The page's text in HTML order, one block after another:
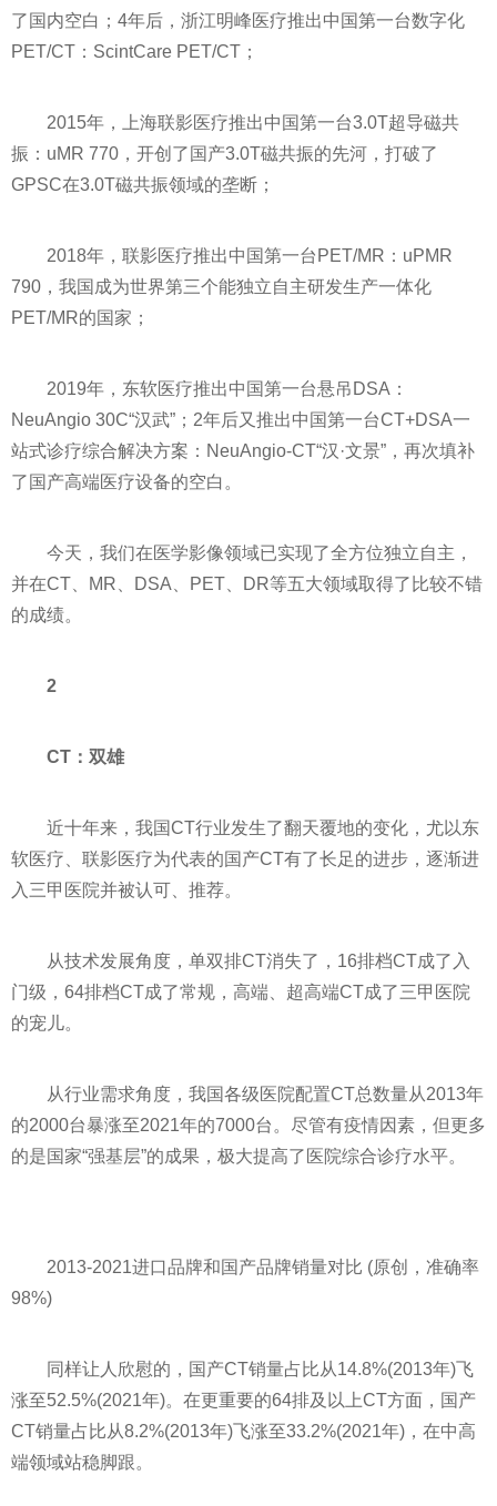
了国内空白；4年后，浙江明峰医疗推出中国第一台数字化
PET/CT：ScintCare PET/CT；
2015年，上海联影医疗推出中国第一台3.0T超导磁共
振：uMR 770，开创了国产3.0T磁共振的先河，打破了
GPSC在3.0T磁共振领域的垄断；
2018年，联影医疗推出中国第一台PET/MR：uPMR
790，我国成为世界第三个能独立自主研发生产一体化
PET/MR的国家 ；
2019年，东软医疗推出中国第一台悬吊DSA：
NeuAngio 30C“汉武”；2年后又推出中国第一台CT+DSA一
站式诊疗综合解决方案：NeuAngio-CT“汉·文景”，再次填补
了国产高端医疗设备的空白。
今天，我们在医学影像领域已实现了全方位独立自主，
并在CT、MR、DSA、PET、DR等五大领域取得了比较不错
的成绩。
2
CT：双雄
近十年来，我国CT行业发生了翻天覆地的变化，尤以东
软医疗、联影医疗为代表的国产CT有了长足的进步，逐渐进
入三甲医院并被认可、推荐。
从技术发展角度，单双排CT消失了，16排档CT成了入
门级，64排档CT成了常规，高端、超高端CT成了三甲医院
的宠儿。
从行业需求角度，我国各级医院配置CT总数量从2013年
的2000台暴涨至2021年的7000台。尽管有疫情因素，但更多
的是国家“强基层”的成果，极大提高了医院综合诊疗水平。
2013-2021进口品牌和国产品牌销量对比 (原创，准确率
98%)
同样让人欣慰的，国产CT销量占比从14.8%(2013年)飞
涨至52.5%(2021年)。在更重要的64排及以上CT方面，国产
CT销量占比从8.2%(2013年)飞涨至33.2%(2021年)，在中高
端领域站稳脚跟。